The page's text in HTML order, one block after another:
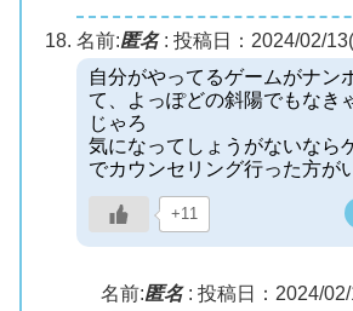
名前:匿名: 投稿日：2024/02/
自分がやってるゲームがナン
て、よっぽどの斜陽でもなき
じゃろ
気になってしょうがないなら
でカウンセリング行った方が
+11
名前:匿名: 投稿日：2024/